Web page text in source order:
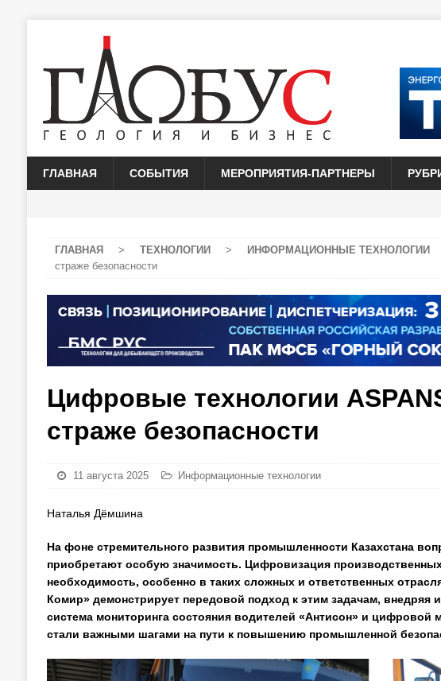
ГЛАВНАЯ СОБЫТИЯ МЕРОПРИЯТИЯ-ПАРТНЕРЫ
ГЛАВНАЯ > ТЕХНОЛОГИИ > ИНФОРМАЦИОННЫЕ ТЕХНОЛОГИИ
страже безопасности
Цифровые технологии
страже безопасности
11 августа 2025 Информационные технологии
Наталья Дёмшина
На фоне стремительного развития промышленности Казахстана
приобретают особую значимость. Цифровизация
необходимость, особенно в таких сложных и ответственных
Комир» демонстрирует передовой подход к этим задачам,
система мониторинга состояния водителей «Антисон» и цифровой
стали важными шагами на пути к повышению промышленной